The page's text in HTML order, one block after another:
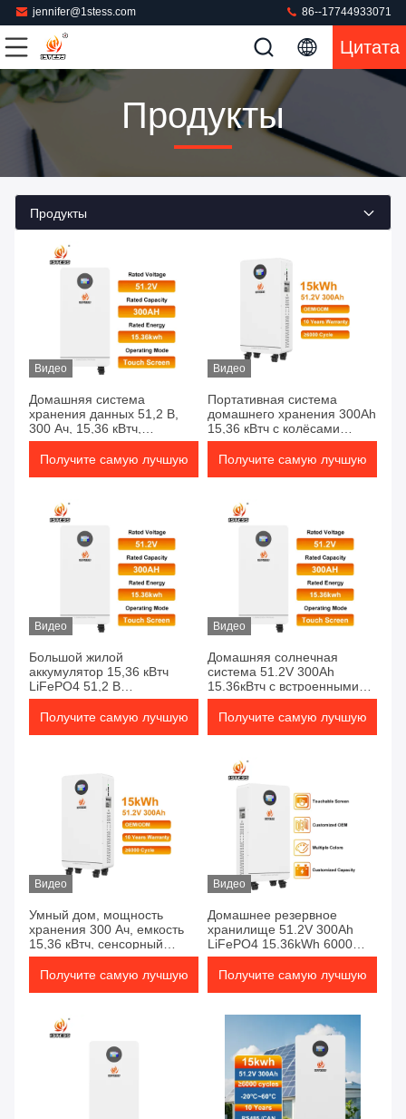
jennifer@1stess.com 86--17744933071
Цитата
Продукты
Продукты
Видео
Домашняя система
хранения данных 51,2 В,
300 Ач, 15,36 кВтч,
LiFePO4, эффективность
98, 6000 циклов, срок
Получите самую лучшую
Видео
Портативная система
домашнего хранения 300Ah
15,36 кВтч с колёсами
сенсорный экран широкая
температура стабильная
Получите самую лучшую
Видео
Большой жилой
аккумулятор 15,36 кВтч
LiFePO4 51,2 В
высокоэффективный
длительный цикл жизни
Получите самую лучшую
Видео
Домашняя солнечная
система 51.2V 300Ah
15.36кВтч с встроенными
колесами Легкая установка
Долговечность
Получите самую лучшую
Видео
Умный дом, мощность
хранения 300 Ач, емкость
15,36 кВтч, сенсорный
экран, монитор в реальном
времени, безопасная
Получите самую лучшую
Видео
Домашнее резервное
хранилище 51.2V 300Ah
LiFePO4 15.36kWh 6000
циклов 98 Эффективность
Безопасность Надежность
Получите самую лучшую
цену